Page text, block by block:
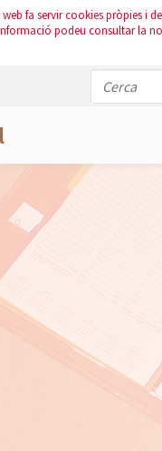
fa servir cookies pròpies i
podeu consultar la